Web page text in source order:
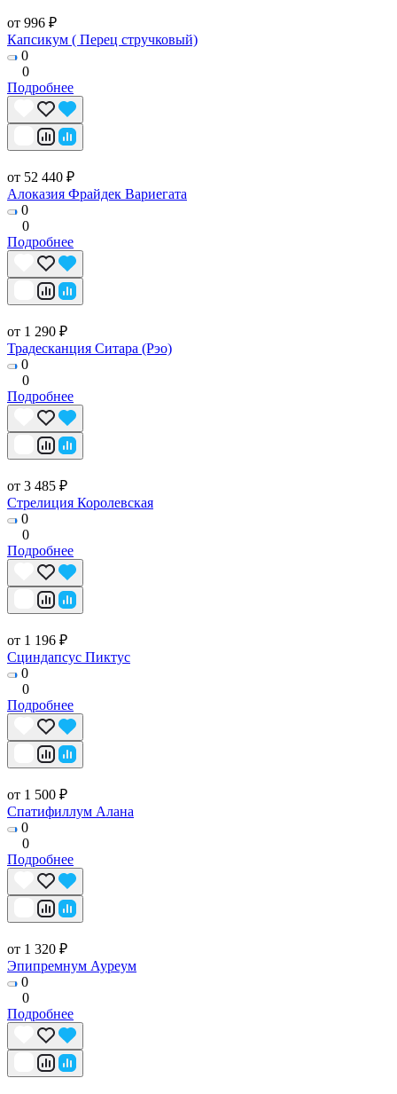
от 996 ₽
Капсикум ( Перец стручковый)
0
0
Подробнее
от 52 440 ₽
Алоказия Фрайдек Вариегата
0
0
Подробнее
от 1 290 ₽
Традесканция Ситара (Рэо)
0
0
Подробнее
от 3 485 ₽
Стрелиция Королевская
0
0
Подробнее
от 1 196 ₽
Сциндапсус Пиктус
0
0
Подробнее
от 1 500 ₽
Спатифиллум Алана
0
0
Подробнее
от 1 320 ₽
Эпипремнум Ауреум
0
0
Подробнее